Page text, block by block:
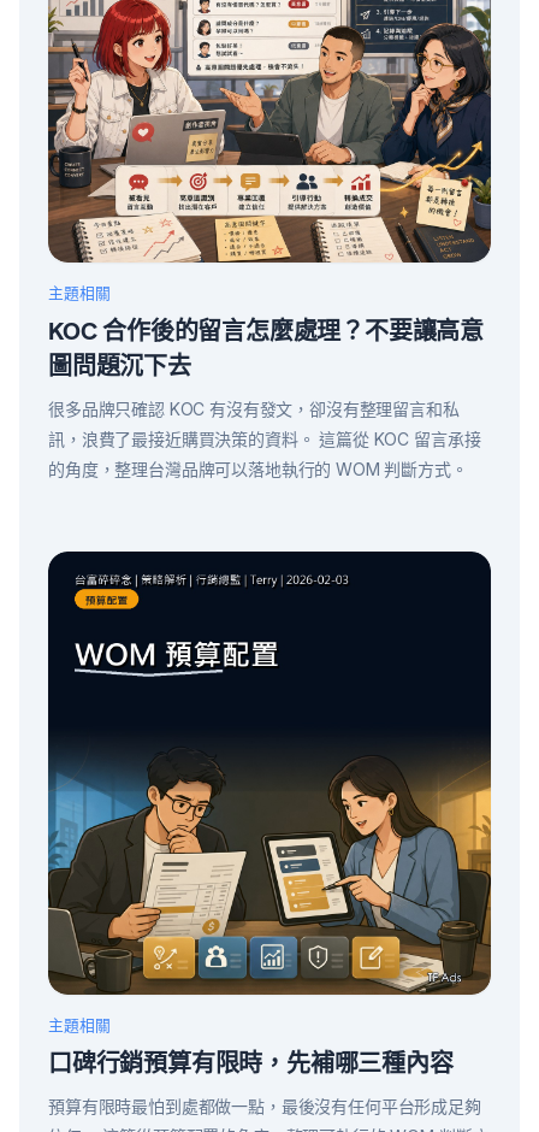
主題相關
KOC 合作後的留言怎麼處理？不要讓高意
圖問題沉下去
很多品牌只確認 KOC 有沒有發文，卻沒有整理留言和私
訊，浪費了最接近購買決策的資料。 這篇從 KOC 留言承接
的角度，整理台灣品牌可以落地執行的 WOM 判斷方式。
主題相關
口碑行銷預算有限時，先補哪三種內容
預算有限時最怕到處都做一點，最後沒有任何平台形成足夠